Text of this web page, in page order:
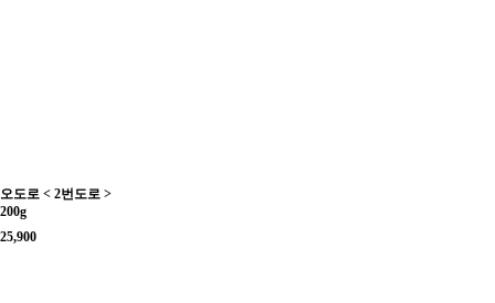
오도로 < 2번도로 >
200g
25,900